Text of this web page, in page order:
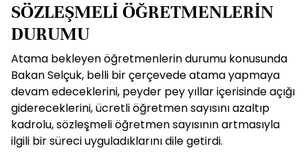
SÖZLEŞMELİ ÖĞRETMENLERİN
DURUMU
Atama bekleyen öğretmenlerin durumu konusunda
Bakan Selçuk, belli bir çerçevede atama yapmaya
devam edeceklerini, peyder pey yıllar içerisinde açığı
gidereceklerini, ücretli öğretmen sayısını azaltıp
kadrolu, sözleşmeli öğretmen sayısının artmasıyla
ilgili bir süreci uyguladıklarını dile getirdi.